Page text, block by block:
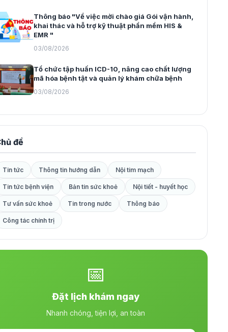
Thông báo "Về việc mời chào giá Gói vận hành,
khai thác và hỗ trợ kỹ thuật phần mềm HIS &
EMR "
03/08/2026
Tổ chức tập huấn ICD-10, nâng cao chất lượng
mã hóa bệnh tật và quản lý khám chữa bệnh
03/08/2026
đề
Tin tức Thông tin hướng dẫn Nội tim mạch
Tin tức bệnh viện Bản tin sức khoẻ Nội tiết - huyết học
Tư vấn sức khoẻ Tin trong nước Thông báo
Công tác chính trị
📅
Đặt lịch khám ngay
Nhanh chóng, tiện lợi, an toàn